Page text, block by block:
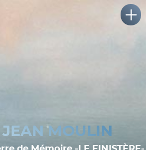
JEAN MOULIN